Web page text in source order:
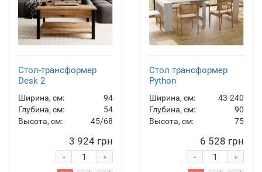
Стол-трансформер
Desk 2
Ширина, см:
94
Глубина, см:
54
Высота, см:
45/68
3 924 грн
+
-
Стол трансформер
Python
Ширина, см:
43-240
Глубина, см:
90
Высота, см:
75
6 528 грн
+
-